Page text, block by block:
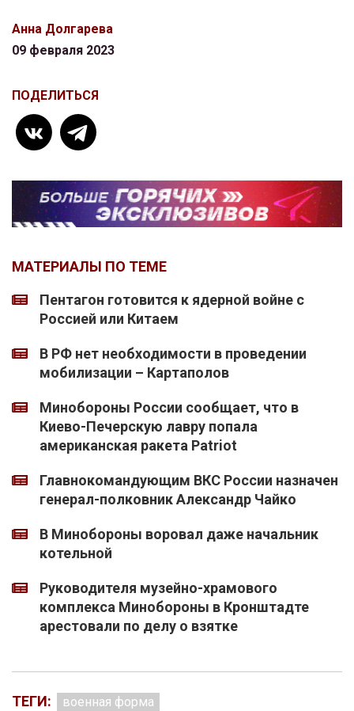
Анна Долгарева
09 февраля 2023
ПОДЕЛИТЬСЯ
МАТЕРИАЛЫ ПО ТЕМЕ
Пентагон готовится к ядерной войне с
Россией или Китаем
В РФ нет необходимости в проведении
мобилизации – Картаполов
Минобороны России сообщает, что в
Киево-Печерскую лавру попала
американская ракета Patriot
Главнокомандующим ВКС России назначен
генерал-полковник Александр Чайко
В Минобороны воровал даже начальник
котельной
Руководителя музейно-храмового
комплекса Минобороны в Кронштадте
арестовали по делу о взятке
ТЕГИ:
военная форма